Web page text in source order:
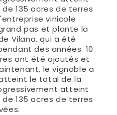
135 acres de terres
vinicole
pas et plante la
Vilana, qui a été
des années. 10
ont été ajoutés et
le vignoble a
le total de la
atteint
135 acres de terres